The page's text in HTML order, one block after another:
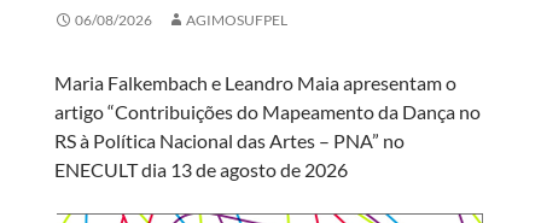
06/08/2026 AGIMOSUFPEL
Maria Falkembach e Leandro Maia apresentam o
artigo “Contribuições do Mapeamento da Dança no
RS à Política Nacional das Artes – PNA” no
ENECULT dia 13 de agosto de 2026